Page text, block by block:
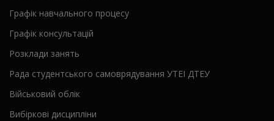
Графік навчального процесу
Графік консультацій
Розклади занять
Рада студентського самоврядування УТЕІ ДТЕУ
Військовий облік
Вибіркові дисципліни